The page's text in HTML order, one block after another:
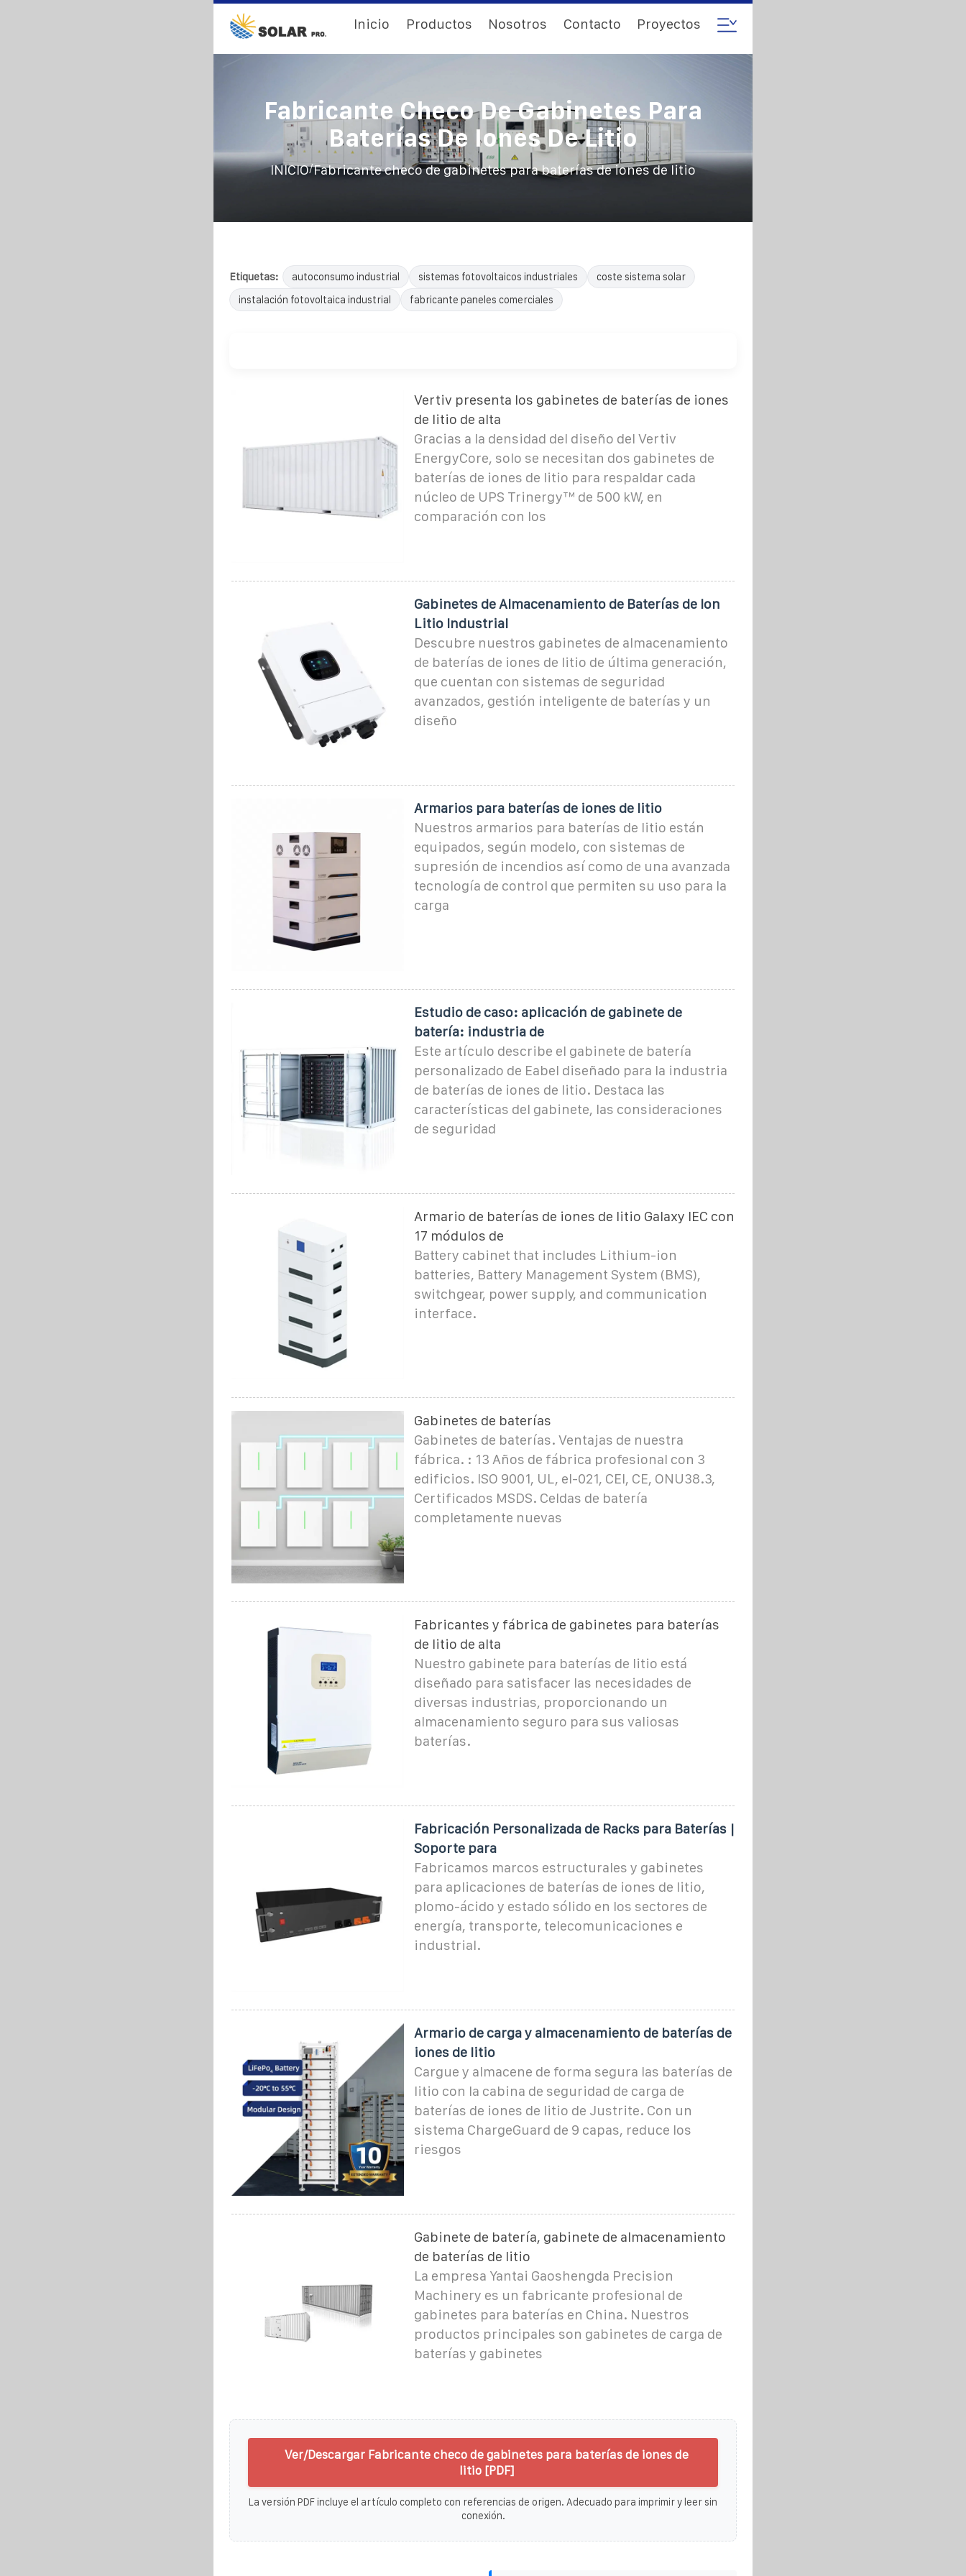
Inicio Productos Nosotros Contacto Proyectos
Fabricante Checo De Gabinetes Para
Baterías De Iones De Litio
INICIO/Fabricante checo de gabinetes para baterías de iones de litio
Etiquetas: autoconsumo industrial sistemas fotovoltaicos industriales
coste sistema solar
instalación fotovoltaica industrial
fabricante paneles comerciales
Vertiv presenta los gabinetes de baterías de iones
de litio de alta
Gracias a la densidad del diseño del Vertiv
EnergyCore, solo se necesitan dos gabinetes de
baterías de iones de litio para respaldar cada
núcleo de UPS Trinergy™ de 500 kW, en
comparación con los
Gabinetes de Almacenamiento de Baterías de Ion
Litio Industrial
Descubre nuestros gabinetes de almacenamiento
de baterías de iones de litio de última generación,
que cuentan con sistemas de seguridad
avanzados, gestión inteligente de baterías y un
diseño
Armarios para baterías de iones de litio
Nuestros armarios para baterías de litio están
equipados, según modelo, con sistemas de
supresión de incendios así como de una avanzada
tecnología de control que permiten su uso para la
carga
Estudio de caso: aplicación de gabinete de
batería: industria de
Este artículo describe el gabinete de batería
personalizado de Eabel diseñado para la industria
de baterías de iones de litio. Destaca las
características del gabinete, las consideraciones
de seguridad
Armario de baterías de iones de litio Galaxy IEC con
17 módulos de
Battery cabinet that includes Lithium-ion
batteries, Battery Management System (BMS),
switchgear, power supply, and communication
interface.
Gabinetes de baterías
Gabinetes de baterías. Ventajas de nuestra
fábrica. : 13 Años de fábrica profesional con 3
edificios. ISO 9001, UL, el-021, CEI, CE, ONU38.3,
Certificados MSDS. Celdas de batería
completamente nuevas
Fabricantes y fábrica de gabinetes para baterías
de litio de alta
Nuestro gabinete para baterías de litio está
diseñado para satisfacer las necesidades de
diversas industrias, proporcionando un
almacenamiento seguro para sus valiosas
baterías.
Fabricación Personalizada de Racks para Baterías |
Soporte para
Fabricamos marcos estructurales y gabinetes
para aplicaciones de baterías de iones de litio,
plomo-ácido y estado sólido en los sectores de
energía, transporte, telecomunicaciones e
industrial.
Armario de carga y almacenamiento de baterías de
iones de litio
Cargue y almacene de forma segura las baterías de
litio con la cabina de seguridad de carga de
baterías de iones de litio de Justrite. Con un
sistema ChargeGuard de 9 capas, reduce los
riesgos
Gabinete de batería, gabinete de almacenamiento
de baterías de litio
La empresa Yantai Gaoshengda Precision
Machinery es un fabricante profesional de
gabinetes para baterías en China. Nuestros
productos principales son gabinetes de carga de
baterías y gabinetes
Ver/Descargar Fabricante checo de gabinetes para baterías de iones de
litio [PDF]
La versión PDF incluye el artículo completo con referencias de origen. Adecuado para imprimir y leer sin
conexión.